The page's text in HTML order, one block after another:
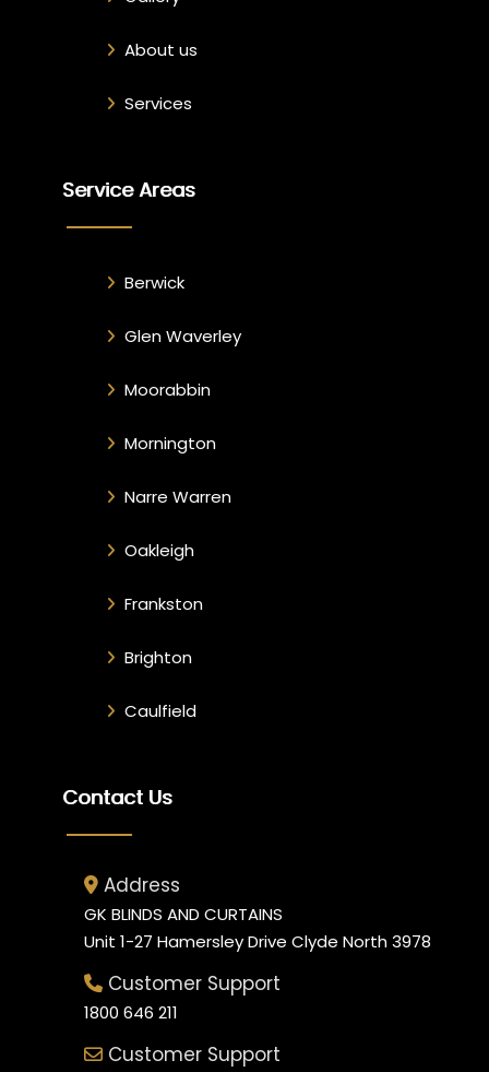
Service Areas
Berwick
Brighton
Caulfield
Frankston
Glen Waverley
Moorabbin
Mornington
Narre Warren
Oakleigh
Contact Us
Address
GK BLINDS AND CURTAINS
Unit 1-27 Hamersley Drive Clyde North 3978
Customer Support
1800 646 211
Customer Support
About us
Services